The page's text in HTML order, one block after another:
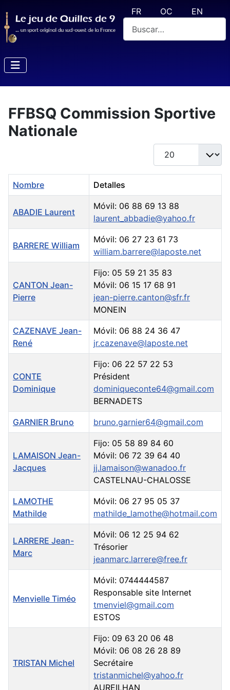
Seleccione su idioma
FR OC
EN
FFBSQ Commission Sportive
Nationale
Cantidad a mostrar
Nombre Detalles
ABADIE Laurent
Móvil: 06 88 69 13 88
laurent_abbadie@yahoo.fr
BARRERE William
Móvil: 06 27 23 61 73
william.barrere@laposte.net
CANTON Jean-
Pierre
Fijo: 05 59 21 35 83
Móvil: 06 15 17 68 91
jean-pierre.canton@sfr.fr
MONEIN
CAZENAVE Jean-
René
Móvil: 06 88 24 36 47
jr.cazenave@laposte.net
CONTE
Dominique
Fijo: 06 22 57 22 53
Président
dominiqueconte64@gmail.com
BERNADETS
GARNIER Bruno bruno.garnier64@gmail.com
LAMAISON Jean-
Jacques
Fijo: 05 58 89 84 60
Móvil: 06 72 39 64 40
jj.lamaison@wanadoo.fr
CASTELNAU-CHALOSSE
LAMOTHE
Mathilde
Móvil: 06 27 95 05 37
mathilde_lamothe@hotmail.com
LARRERE Jean-
Marc
Móvil: 06 12 25 94 62
Trésorier
jeanmarc.larrere@free.fr
Menvielle Timéo
Móvil: 0744444587
Responsable site Internet
tmenviel@gmail.com
ESTOS
TRISTAN Michel
Fijo: 09 63 20 06 48
Móvil: 06 08 26 28 89
Secrétaire
tristanmichel@yahoo.fr
AUREILHAN